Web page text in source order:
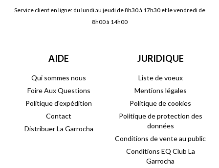
Service client en ligne: du lundi au jeudi de 8h30 à 17h30 et le vendredi de
8h00 à 14h00
AIDE
Qui sommes nous
Foire Aux Questions
Politique d'expédition
Contact
Distribuer La Garrocha
JURIDIQUE
Liste de voeux
Mentions légales
Politique de cookies
Politique de protection des
données
Conditions de vente au public
Conditions EQ Club La
Garrocha